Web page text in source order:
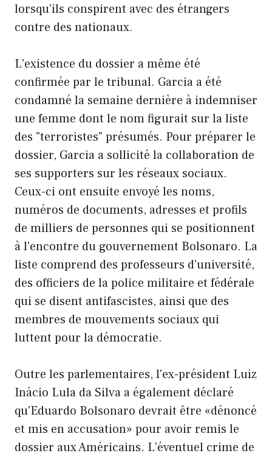
lorsqu'ils conspirent avec des étrangers
contre des nationaux.
L'existence du dossier a même été
confirmée par le tribunal. Garcia a été
condamné la semaine dernière à indemniser
une femme dont le nom figurait sur la liste
des "terroristes" présumés. Pour préparer le
dossier, Garcia a sollicité la collaboration de
ses supporters sur les réseaux sociaux.
Ceux-ci ont ensuite envoyé les noms,
numéros de documents, adresses et profils
de milliers de personnes qui se positionnent
à l'encontre du gouvernement Bolsonaro. La
liste comprend des professeurs d'université,
des officiers de la police militaire et fédérale
qui se disent antifascistes, ainsi que des
membres de mouvements sociaux qui
luttent pour la démocratie.
Outre les parlementaires, l'ex-président Luiz
Inácio Lula da Silva a également déclaré
qu'Eduardo Bolsonaro devrait être «dénoncé
et mis en accusation» pour avoir remis le
dossier aux Américains. L'éventuel crime de